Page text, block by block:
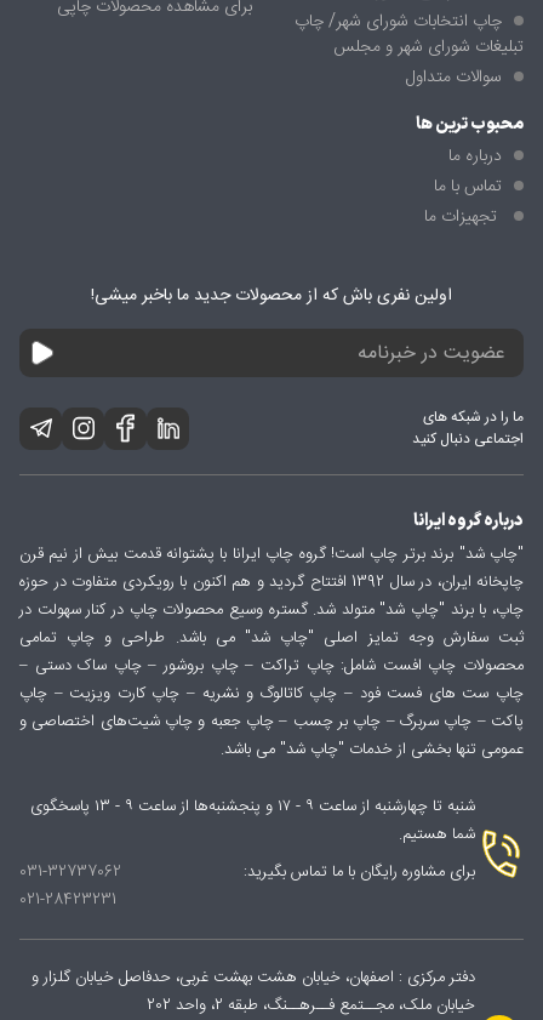
مناسب را انتخاب کنید.
چاپ انتخابات شورای شهر/ چاپ
تبلیغات شورای شهر و مجلس
سوالات متداول
برای مشاهده محصولات چاپی
محبوب ترین ها
درباره ما
تماس با ما
تجهیزات ما
اولین نفری باش که از محصولات جدید ما باخبر میشی!
ما را در شبکه های
اجتماعی دنبال کنید
درباره گروه ایرانا
"چاپ شد" برند برتر چاپ است! گروه چاپ ایرانا با پشتوانه قدمت بیش از نیم قرن
چاپخانه ایران، در سال 1392 افتتاح گردید و هم اکنون با رویکردی متفاوت در حوزه
چاپ، با برند "چاپ شد" متولد شد. گستره وسیع محصولات چاپ در کنار سهولت در
ثبت سفارش وجه تمایز اصلی "چاپ شد" می باشد. طراحی و چاپ تمامی
محصولات چاپ افست شامل: چاپ تراکت – چاپ بروشور – چاپ ساک دستی –
چاپ ست های فست فود – چاپ کاتالوگ و نشریه – چاپ کارت ویزیت – چاپ
پاکت – چاپ سربرگ – چاپ بر چسب – چاپ جعبه و چاپ شیت‌های اختصاصی و
عمومی تنها بخشی از خدمات "چاپ شد" می باشد.
شنبه تا چهارشنبه از ساعت ۹ - ۱۷ و پنجشنبه‌ها از ساعت ۹ - ۱۳ پاسخگوی
شما هستیم.
برای مشاوره رایگان با ما تماس بگیرید:
031-32737062
021-28423231
دفتر مرکزی : اصفهان، خیابان هشت بهشت غربی، حدفاصل خیابان گلزار و
خیابان ملک، مجــتمع فــرهــنگ، طبقه 2، واحد 202